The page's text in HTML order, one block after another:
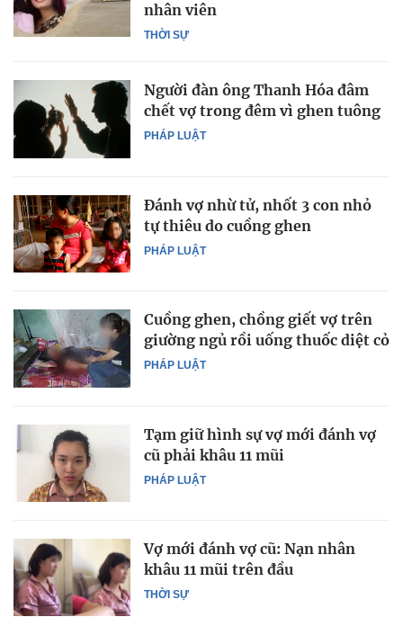
THỜI SỰ
nhân viên
PHÁP LUẬT
Người đàn ông Thanh Hóa đâm
chết vợ trong đêm vì ghen tuông
PHÁP LUẬT
Đánh vợ nhừ tử, nhốt 3 con nhỏ
tự thiêu do cuồng ghen
PHÁP LUẬT
Cuồng ghen, chồng giết vợ trên
giường ngủ rồi uống thuốc diệt cỏ
PHÁP LUẬT
Tạm giữ hình sự vợ mới đánh vợ
cũ phải khâu 11 mũi
THỜI SỰ
Vợ mới đánh vợ cũ: Nạn nhân
khâu 11 mũi trên đầu